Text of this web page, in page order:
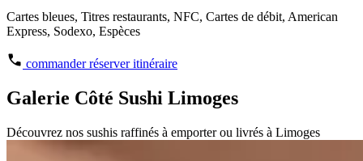
Cartes bleues, Titres restaurants, NFC, Cartes de débit, American
Express, Sodexo, Espèces
commanderréserveritinéraire
Galerie Côté Sushi Limoges
Découvrez nos sushis raffinés à emporter ou livrés à Limoges